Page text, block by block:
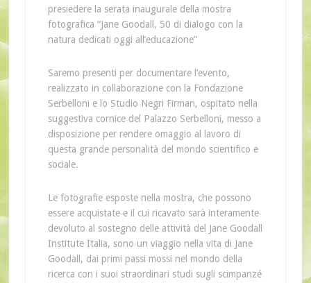
presiedere la serata inaugurale della mostra
fotografica “Jane Goodall, 50 di dialogo con la
natura dedicati oggi all’educazione”
Saremo presenti per documentare l’evento,
realizzato in collaborazione con la Fondazione
Serbelloni e lo Studio Negri Firman, ospitato nella
suggestiva cornice del Palazzo Serbelloni, messo a
disposizione per rendere omaggio al lavoro di
questa grande personalità del mondo scientifico e
sociale.
Le fotografie esposte nella mostra, che possono
essere acquistate e il cui ricavato sarà interamente
devoluto al sostegno delle attività del Jane Goodall
Institute Italia, sono un viaggio nella vita di Jane
Goodall, dai primi passi mossi nel mondo della
ricerca con i suoi straordinari studi sugli scimpanzé